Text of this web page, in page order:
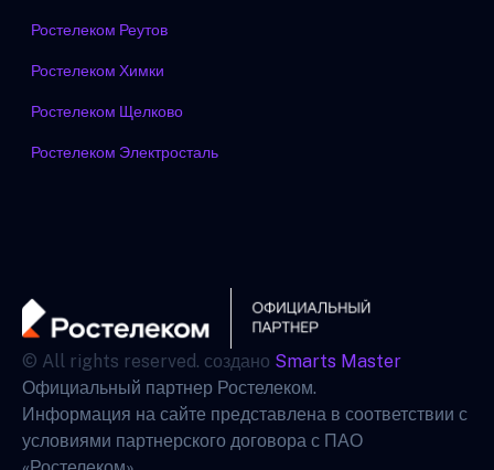
Ростелеком Реутов
Ростелеком Химки
Ростелеком Щелково
Ростелеком Электросталь
© All rights reserved. создано Smarts Master
Официальный партнер Ростелеком.
Информация на сайте представлена в соответствии с
условиями партнерского договора с ПАО